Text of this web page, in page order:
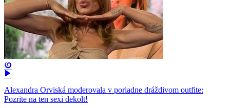
Alexandra Orviská moderovala v poriadne dráždivom outfite:
Pozrite na ten sexi dekolt!